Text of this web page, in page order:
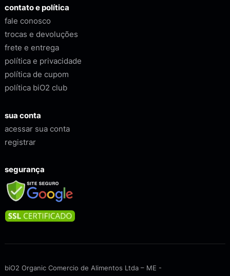
contato e política
fale conosco
trocas e devoluções
frete e entrega
política e privacidade
política de cupom
política biO2 club
sua conta
acessar sua conta
registrar
segurança
biO2 Organic Comercio de Alimentos Ltda – ME -